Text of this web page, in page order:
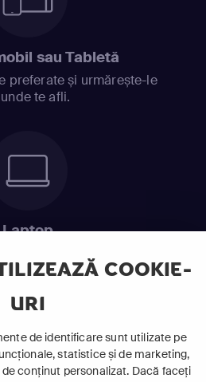
COOKIE-
URI
de identificare sunt utilizate pe
statistice și de marketing,
conținut personalizat. Dacă faceți
sau Tabletă
preferate și urmărește-le
te afli.
Laptop
TE ACUM
de sistem